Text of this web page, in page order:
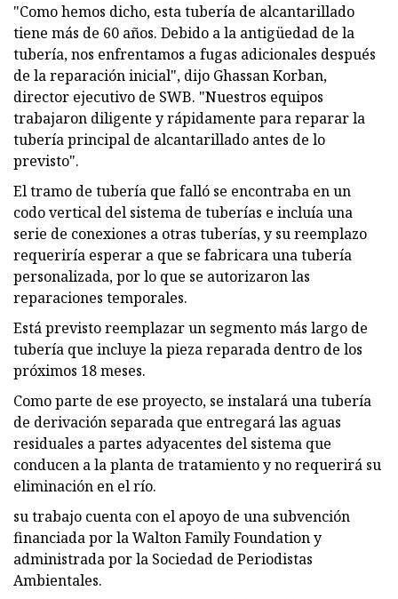
"Como hemos dicho, esta tubería de alcantarillado
tiene más de 60 años. Debido a la antigüedad de la
tubería, nos enfrentamos a fugas adicionales después
de la reparación inicial", dijo Ghassan Korban,
director ejecutivo de SWB. "Nuestros equipos
trabajaron diligente y rápidamente para reparar la
tubería principal de alcantarillado antes de lo
previsto".
El tramo de tubería que falló se encontraba en un
codo vertical del sistema de tuberías e incluía una
serie de conexiones a otras tuberías, y su reemplazo
requeriría esperar a que se fabricara una tubería
personalizada, por lo que se autorizaron las
reparaciones temporales.
Está previsto reemplazar un segmento más largo de
tubería que incluye la pieza reparada dentro de los
próximos 18 meses.
Como parte de ese proyecto, se instalará una tubería
de derivación separada que entregará las aguas
residuales a partes adyacentes del sistema que
conducen a la planta de tratamiento y no requerirá su
eliminación en el río.
su trabajo cuenta con el apoyo de una subvención
financiada por la Walton Family Foundation y
administrada por la Sociedad de Periodistas
Ambientales.